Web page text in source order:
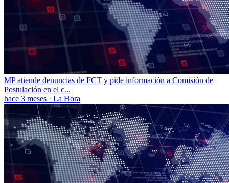
MP atiende denuncias de FCT y pide información a Comisión de
Postulación en el c...
hace 3 meses · La Hora